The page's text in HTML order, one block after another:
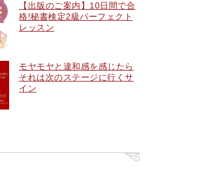
【出版のご案内】10日間で合
格!秘書検定2級パーフェクト
レッスン
モヤモヤと違和感を感じたら
それは次のステージに行くサ
イン